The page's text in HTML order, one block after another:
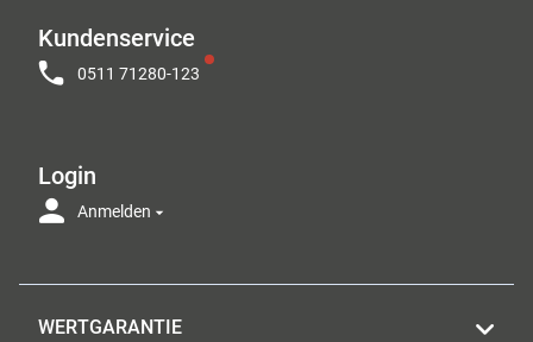
Kundenservice
0511 71280-123
Login
Anmelden
WERTGARANTIE